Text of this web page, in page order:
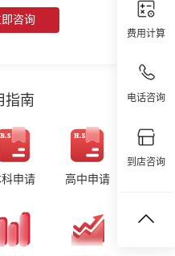
费用计算
电话咨询
到店咨询
即咨询
指南
申请 高中申请